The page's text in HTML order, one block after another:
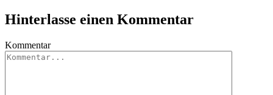
Hinterlasse einen Kommentar
Kommentar